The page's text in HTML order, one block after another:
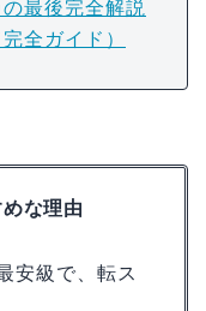
最後完全解説
全ガイド）
な理由
安級で、転ス